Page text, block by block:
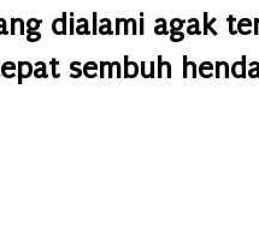
dialami agak
sembuh